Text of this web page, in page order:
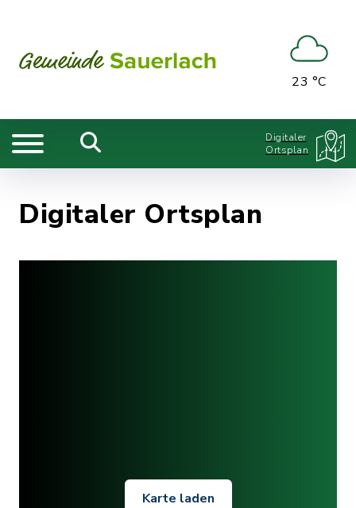
23 °C
Digitaler
Ortsplan
Digitaler Ortsplan
Karte laden